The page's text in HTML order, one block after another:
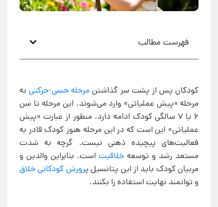
فهرست مطالب
کودکان پس از پشت سر گذاشتن مرحله حسی-حرکتی به
مرحله «پیش عملیاتی» وارد می‌شوند. این مرحله تا سن
6 یا 7 سالگی کودک ادامه دارد. منظور از عبارت «پیش
عملیاتی» این است که در این مرحله هنوز کودک قادر به
فعالیت‌های پیچیده ذهنی نیست. گرچه به شدت
مستعد رشد و توسعه خلاقیت است. بنابراین والدین و
مربیان کودک باید از این پتانسیل پرورش کودکانی خلاق
و توانمند نهایت استفاده را بکنند.